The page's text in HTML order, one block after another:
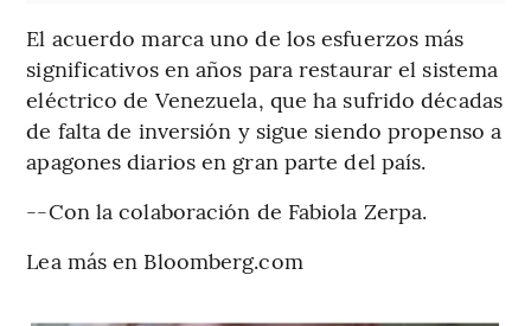
El acuerdo marca uno de los esfuerzos más
significativos en años para restaurar el sistema
eléctrico de Venezuela, que ha sufrido décadas
de falta de inversión y sigue siendo propenso a
apagones diarios en gran parte del país.
--Con la colaboración de Fabiola Zerpa.
Lea más en Bloomberg.com